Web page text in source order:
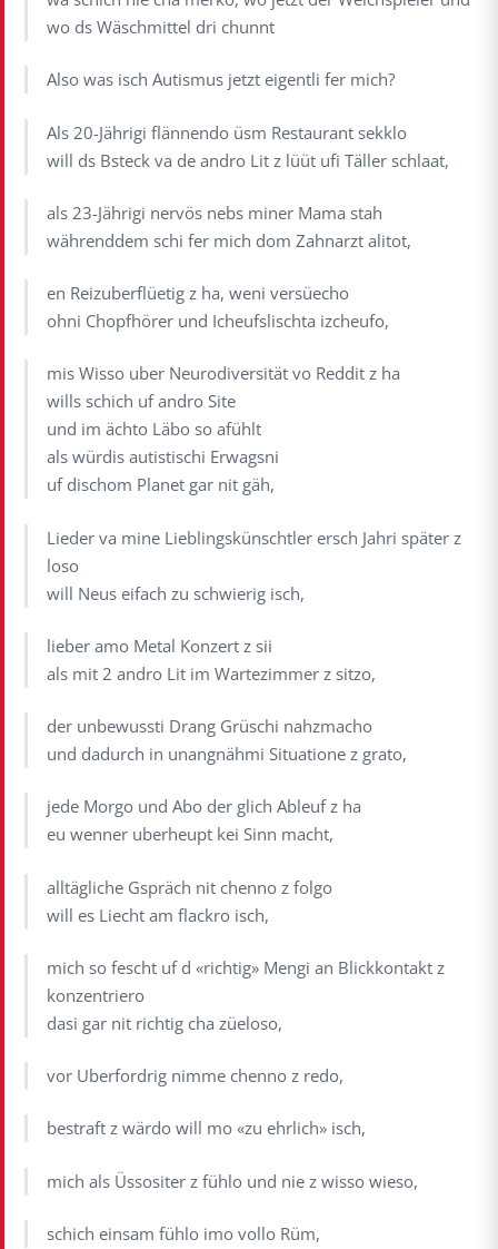
wo ds Wäschmittel dri chunnt
Also was isch Autismus jetzt eigentli fer mich?
Als 20-Jährigi flännendo üsm Restaurant sekklo
will ds Bsteck va de andro Lit z lüüt ufi Täller schlaat,
als 23-Jährigi nervös nebs miner Mama stah
währenddem schi fer mich dom Zahnarzt alitot,
en Reizuberflüetig z ha, weni versüecho
ohni Chopfhörer und Icheufslischta izcheufo,
mis Wisso uber Neurodiversität vo Reddit z ha
wills schich uf andro Site
und im ächto Läbo so afühlt
als würdis autistischi Erwagsni
uf dischom Planet gar nit gäh,
Lieder va mine Lieblingskünschtler ersch Jahri später z
loso
will Neus eifach zu schwierig isch,
lieber amo Metal Konzert z sii
als mit 2 andro Lit im Wartezimmer z sitzo,
der unbewussti Drang Grüschi nahzmacho
und dadurch in unangnähmi Situatione z grato,
jede Morgo und Abo der glich Ableuf z ha
eu wenner uberheupt kei Sinn macht,
alltägliche Gspräch nit chenno z folgo
will es Liecht am flackro isch,
mich so fescht uf d «richtig» Mengi an Blickkontakt z
konzentriero
dasi gar nit richtig cha züeloso,
vor Uberfordrig nimme chenno z redo,
bestraft z wärdo will mo «zu ehrlich» isch,
mich als Üssositer z fühlo und nie z wisso wieso,
schich einsam fühlo imo vollo Rüm,